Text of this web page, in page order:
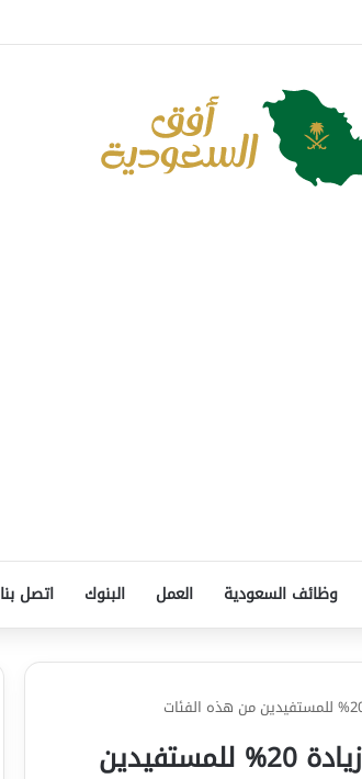
وظائف السعودية العمل البنوك اتصل بنا
السعودية تصرف 4 مرتبات دفعة واحدة مع زيادة 20% للمستفيدين